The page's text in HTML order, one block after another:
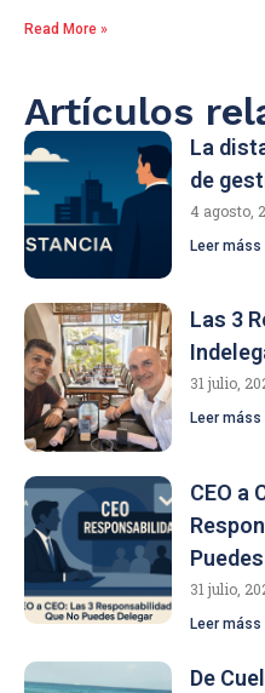
Read More »
Artículos
La
de
4 agosto,
Leer máss
Las 3
31 julio,
Leer máss
CEO a
31 julio,
Leer máss
De